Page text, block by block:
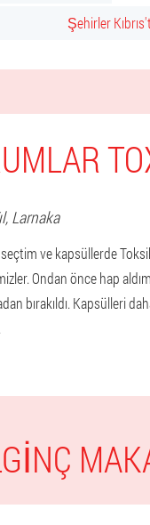
Şehirler
Larnaka
ve kapsüllerde
Ondan önce hap
bırakıldı. Kapsülleri